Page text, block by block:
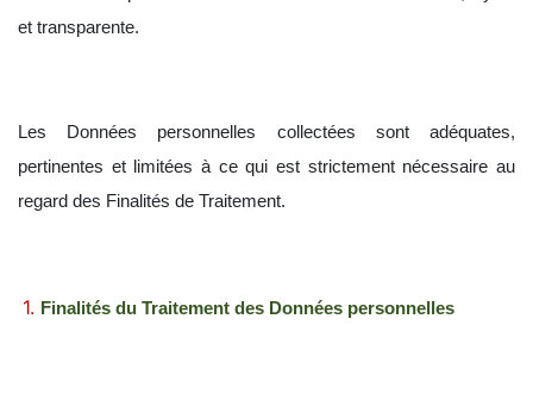
et transparente.
Les Données personnelles collectées sont adéquates,
pertinentes et limitées à ce qui est strictement nécessaire au
regard des Finalités de Traitement.
Finalités du Traitement des Données personnelles